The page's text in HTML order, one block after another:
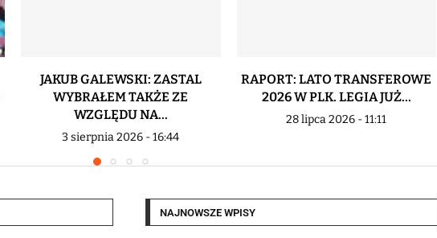
JAKUB GALEWSKI: ZASTAL
WYBRAŁEM TAKŻE ZE
WZGLĘDU NA...
3 sierpnia 2026 - 16:44
RAPORT: LATO TRANSFEROWE
2026 W PLK. LEGIA JUŻ...
28 lipca 2026 - 11:11
NAJNOWSZE WPISY